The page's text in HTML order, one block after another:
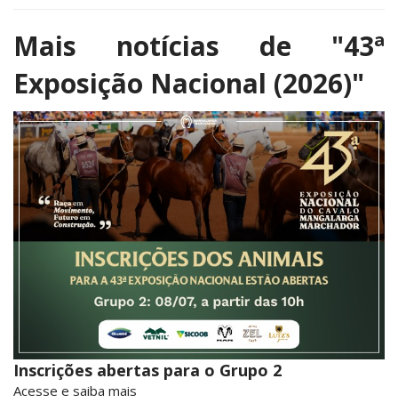
Mais notícias de "43ª
Exposição Nacional (2026)"
Inscrições abertas para o Grupo 2
Acesse e saiba mais